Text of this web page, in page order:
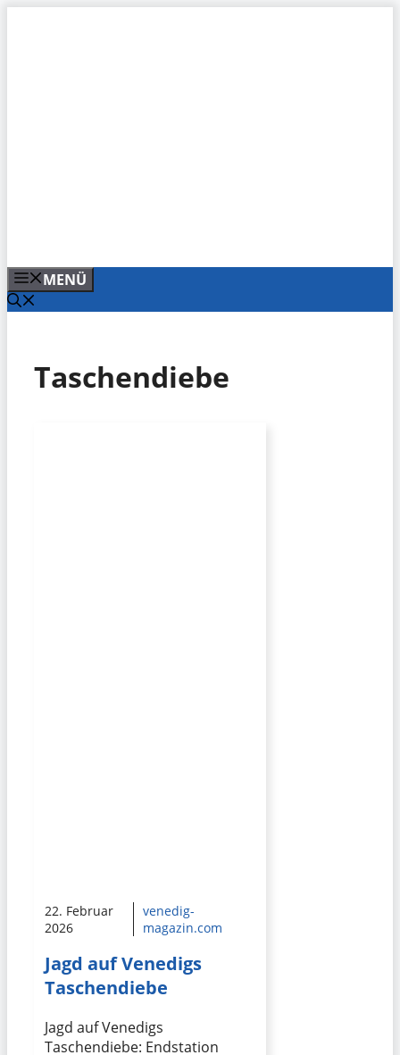
MENÜ
Taschendiebe
22. Februar
2026
venedig-
magazin.com
Jagd auf Venedigs
Taschendiebe
Jagd auf Venedigs
Taschendiebe: Endstation